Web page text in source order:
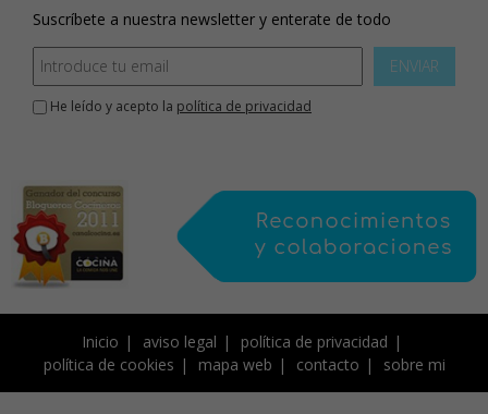
Suscríbete a nuestra newsletter y enterate de todo
ENVIAR
He leído y acepto la política de privacidad
Inicio aviso legal
política de privacidad
política de cookies
mapa web contacto sobre mi